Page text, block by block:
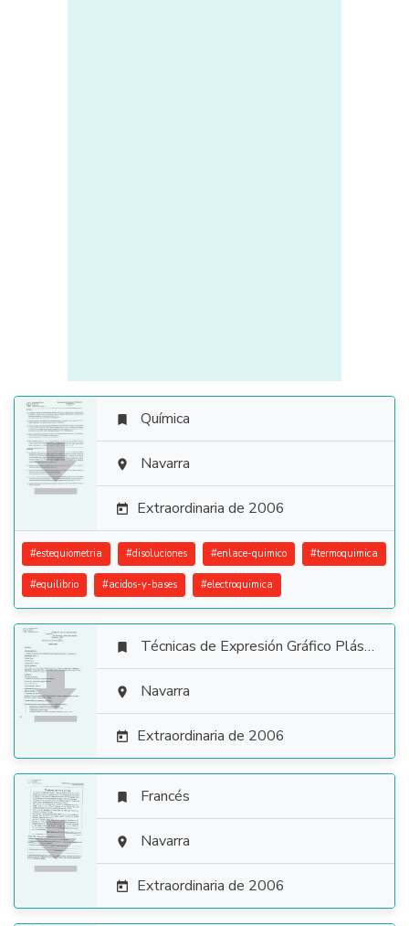

 Química
 Navarra
 Extraordinaria de 2006
#estequiometria #disoluciones #enlace-quimico #termoquimica
#equilibrio #acidos-y-bases #electroquimica

 Técnicas de Expresión Gráfico Plástica
 Navarra
 Extraordinaria de 2006

 Francés
 Navarra
 Extraordinaria de 2006